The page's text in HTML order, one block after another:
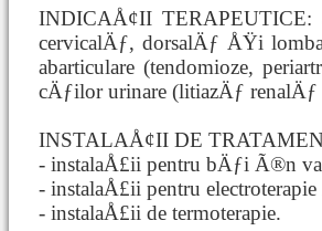
INDICAÅ¢II TERAPEUTICE:
cervicalÄƒ, dorsalÄƒ ÅŸi
abarticulare (tendomioze,
cÄƒilor urinare (litiazÄƒ
INSTALAÅ¢II DE
- instalaÅ£ii pentru bÄƒi Ã®n
- instalaÅ£ii pentru
- instalaÅ£ii de termoterapie.